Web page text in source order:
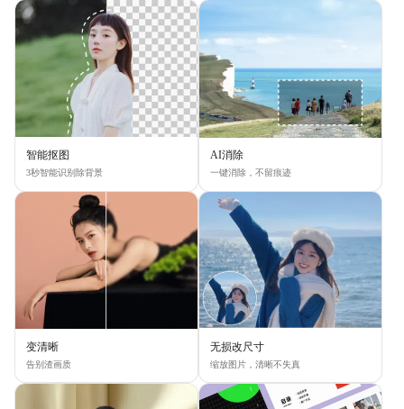
智能抠图
3秒智能识别除背景
AI消除
一键消除，不留痕迹
变清晰
告别渣画质
无损改尺寸
缩放图片，清晰不失真